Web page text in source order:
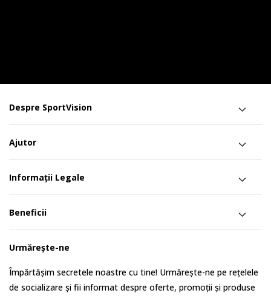
Despre SportVision
Ajutor
Informații Legale
Beneficii
Urmărește-ne
Împărtășim secretele noastre cu tine! Urmărește-ne pe rețelele
de socializare și fii informat despre oferte, promoții și produse